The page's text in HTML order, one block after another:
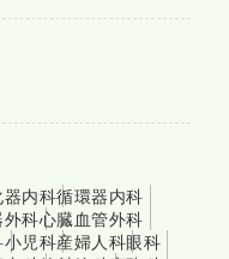
器内科循環器内科
外科心臓血管外科
小児科産婦人科眼科